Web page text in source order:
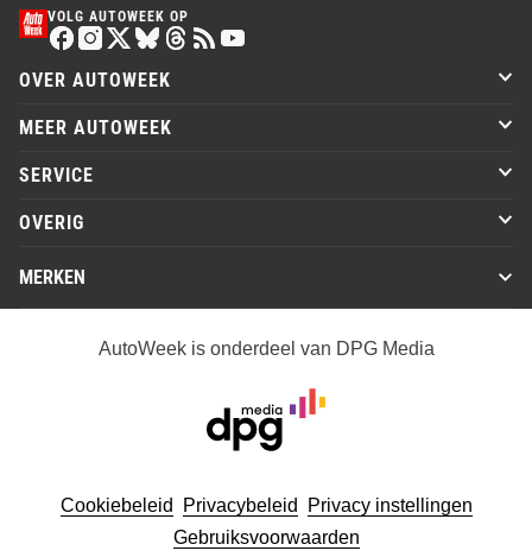
VOLG AUTOWEEK OP
OVER AUTOWEEK
MEER AUTOWEEK
SERVICE
OVERIG
MERKEN
AutoWeek is onderdeel van DPG Media
Cookiebeleid Privacybeleid
Privacy instellingen
Gebruiksvoorwaarden